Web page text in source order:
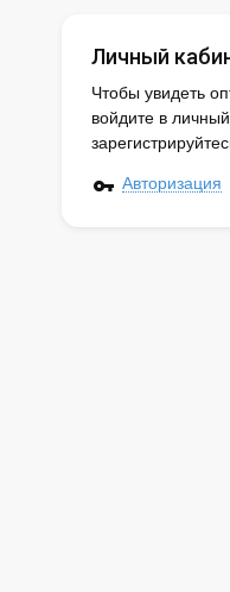
Личный
Чтобы увидеть
войдите в
Авторизация